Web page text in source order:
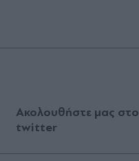
Ακολουθήστε μας στο
twitter